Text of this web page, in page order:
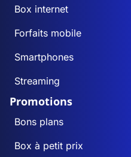
Box internet
Forfaits mobile
Smartphones
Streaming
Promotions
Bons plans
Box à petit prix